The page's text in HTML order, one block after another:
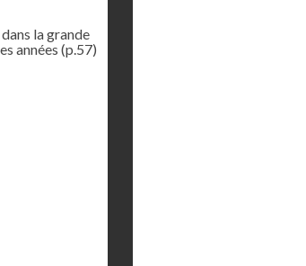
la grande
années (p.57)